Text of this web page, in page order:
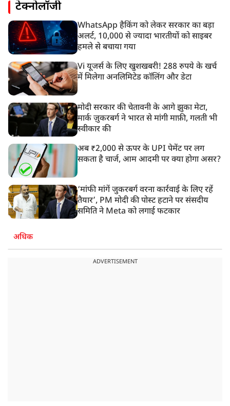
टेक्नोलॉजी
WhatsApp हैकिंग को लेकर सरकार का बड़ा
अलर्ट, 10,000 से ज्यादा भारतीयों को साइबर
हमले से बचाया गया
Vi यूजर्स के लिए खुशखबरी! 288 रुपये के खर्च
में मिलेगा अनलिमिटेड कॉलिंग और डेटा
मोदी सरकार की चेतावनी के आगे झुका मेटा,
मार्क ज़ुकरबर्ग ने भारत से मांगी माफ़ी, गलती भी
स्वीकार की
अब ₹2,000 से ऊपर के UPI पेमेंट पर लग
सकता है चार्ज, आम आदमी पर क्या होगा असर?
‘मांफी मांगें जुकरबर्ग वरना कार्रवाई के लिए रहें
तैयार’, PM मोदी की पोस्ट हटाने पर संसदीय
समिति ने Meta को लगाई फटकार
अधिक
ADVERTISEMENT